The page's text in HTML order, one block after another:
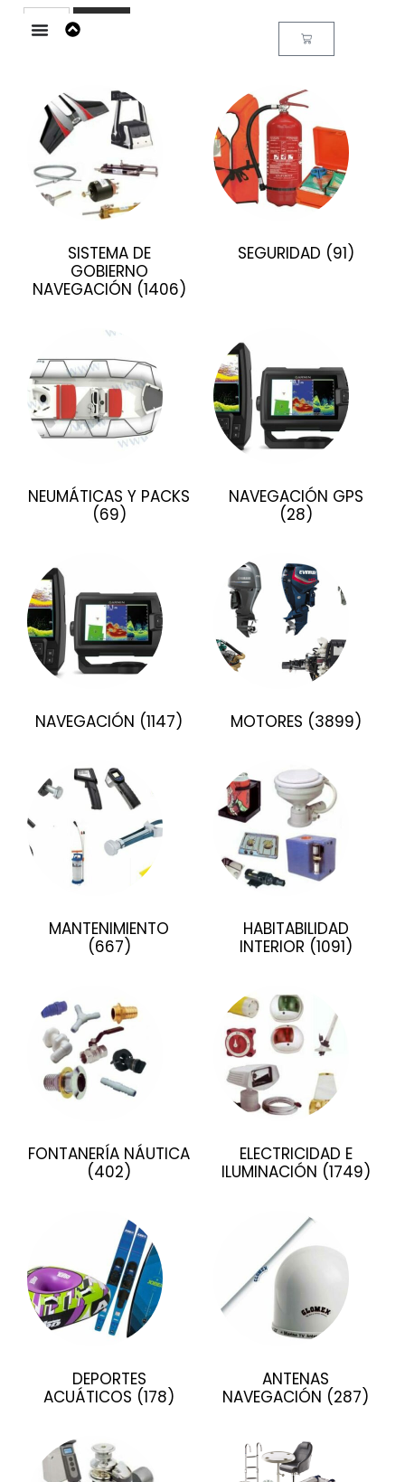
Buscar
SISTEMA DE
GOBIERNO
NAVEGACIÓN (1406)
SEGURIDAD (91)
NEUMÁTICAS Y PACKS
(69)
NAVEGACIÓN GPS
(28)
NAVEGACIÓN (1147) MOTORES (3899)
MANTENIMIENTO
(667)
HABITABILIDAD
INTERIOR (1091)
FONTANERÍA NÁUTICA
(402)
ELECTRICIDAD E
ILUMINACIÓN (1749)
DEPORTES
ACUÁTICOS (178)
ANTENAS
NAVEGACIÓN (287)